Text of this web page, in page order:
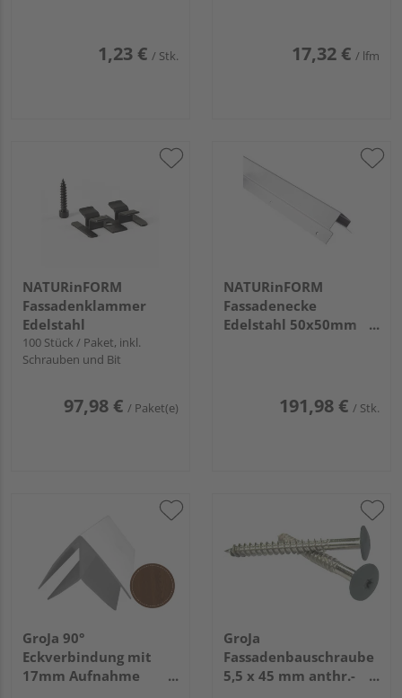
1,23 € / Stk. 17,32 € / lfm
NATURinFORM
Fassadenklammer
Edelstahl
100 Stück / Paket, inkl.
Schrauben und Bit
97,98 € / Paket(e)
NATURinFORM
Fassadenecke
Edelstahl 50x50mm
191,98 € / Stk.
GroJa 90°
Eckverbindung mit
17mm Aufnahme
GroJa
Fassadenbauschraube
5,5 x 45 mm anthr.-